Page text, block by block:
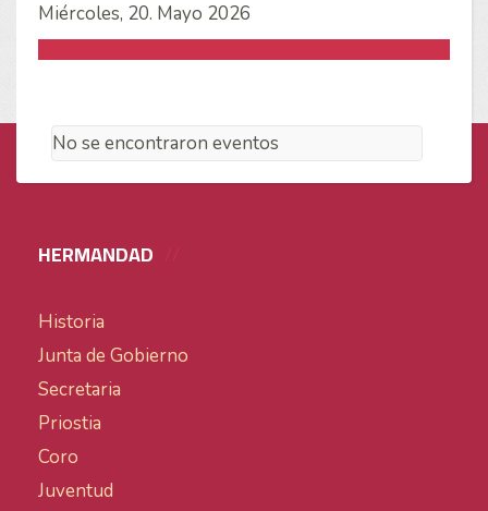
Miércoles, 20. Mayo 2026
No se encontraron eventos
HERMANDAD
Historia
Junta de Gobierno
Secretaria
Priostia
Coro
Juventud